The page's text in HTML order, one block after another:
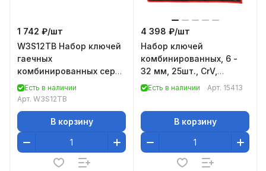
1 742 ₽/шт
W3S12TB Набор ключей
гаечных
комбинированных серии
ARC в сумке, 6-22 мм, 12
предметов (52606)
Есть в наличии
Арт. W3S12TB
В корзину
4 398 ₽/шт
Набор ключей
комбинированных, 6 -
32 мм, 25шт., CrV,
матовый хром// Matrix
Есть в наличии Арт. 15413
В корзину